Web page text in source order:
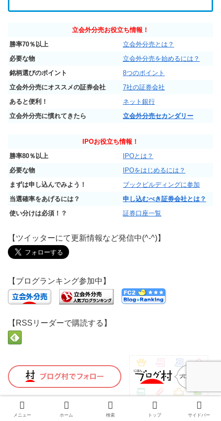
立会外分売お役立ち情報！
勝率70％以上
立会外分売とは？
必要な物
立会外分売を始めるには？
銘柄選びのポイント
8つのポイント
立会外分売にオススメの証券会社
7社の証券会社
あると便利！
ネット銀行
立会外分売に慣れてきたら
立会外分売セカンダリー
IPOお役立ち情報！
勝率80％以上
IPOとは？
必要な物
IPOをはじめるには？
まずは申し込んでみよう！
ブックビルディングに参加
当選確率をあげるには？
申し込むべき証券会社とは？
使い分けは必須！？
証券口座一覧
【ツイッターにて更新情報など発信中(^-^)】
【ブログランキング参加中】
【RSSリーダーで購読する】
メニュー ホーム 検索 トップ サイドバー